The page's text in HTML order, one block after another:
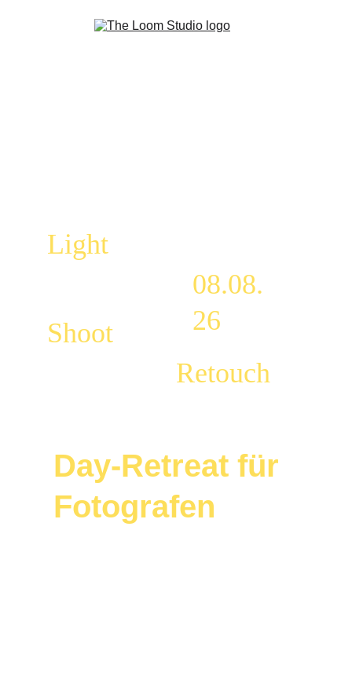
Day-Retreat für
Fotografen
Light
Shoot
08.08.
26
Retouch